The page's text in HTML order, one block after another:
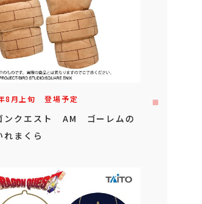
8月上旬 登場予定
ンクエスト AM ゴーレムの
れまくら